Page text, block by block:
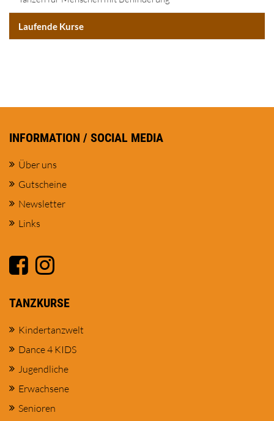
Laufende Kurse
INFORMATION / SOCIAL MEDIA
Über uns
Gutscheine
Newsletter
Links
TANZKURSE
Kindertanzwelt
Dance 4 KIDS
Jugendliche
Erwachsene
Senioren